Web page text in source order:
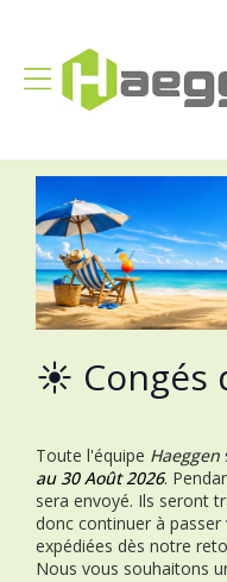
Affichage navigation
☀️ Congés
Toute l'équipe Haeggen
au 30 Août 2026.
sera envoyé. Ils seront
donc continuer à
expédiées dès notre
Nous vous souhaitons